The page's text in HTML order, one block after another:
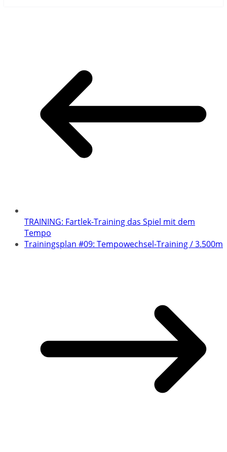
TRAINING: Fartlek-Training das Spiel mit dem
Tempo
Trainingsplan #09: Tempowechsel-Training / 3.500m